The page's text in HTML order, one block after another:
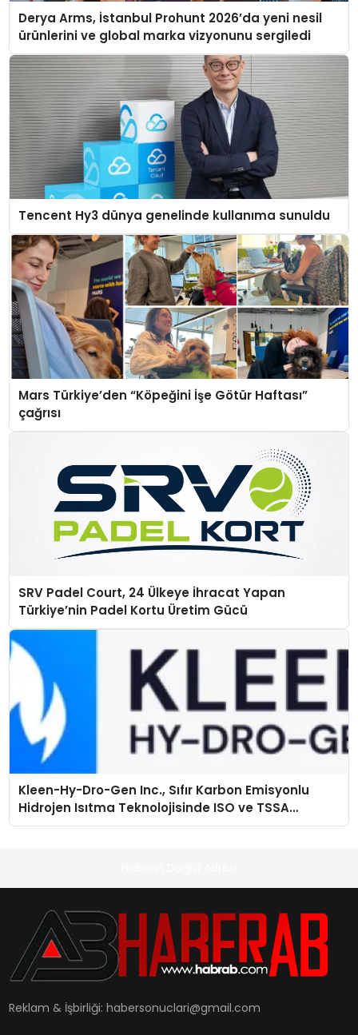
Derya Arms, İstanbul Prohunt 2026’da yeni nesil
ürünlerini ve global marka vizyonunu sergiledi
Tencent Hy3 dünya genelinde kullanıma sunuldu
Mars Türkiye’den “Köpeğini İşe Götür Haftası”
çağrısı
SRV Padel Court, 24 Ülkeye İhracat Yapan
Türkiye’nin Padel Kortu Üretim Gücü
Kleen-Hy-Dro-Gen Inc., Sıfır Karbon Emisyonlu
Hidrojen Isıtma Teknolojisinde ISO ve TSSA
Düzenleyici Onaylarını Aldı
Reklam & İşbirliği:habersonuclari@gmail.com